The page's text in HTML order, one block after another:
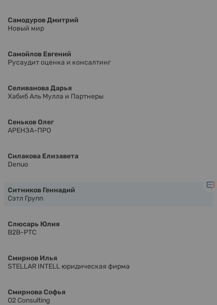
Самодуров Дмитрий
Новый мир
Самойлов Евгений
Русаудит оценка и консалтинг
Селиванова Дарья
Хабиб Аль Мулла и Партнеры
Сеньков Олег
АРЕНЗА-ПРО
Силакова Елизавета
Denuo
Ситников Геннадий
Сэтл Групп
Слюсарь Юлия
В2В-РТС
Смирнов Илья
STELLAR INTELL юридическая фирма
Смирнова Софья
O2 Consulting